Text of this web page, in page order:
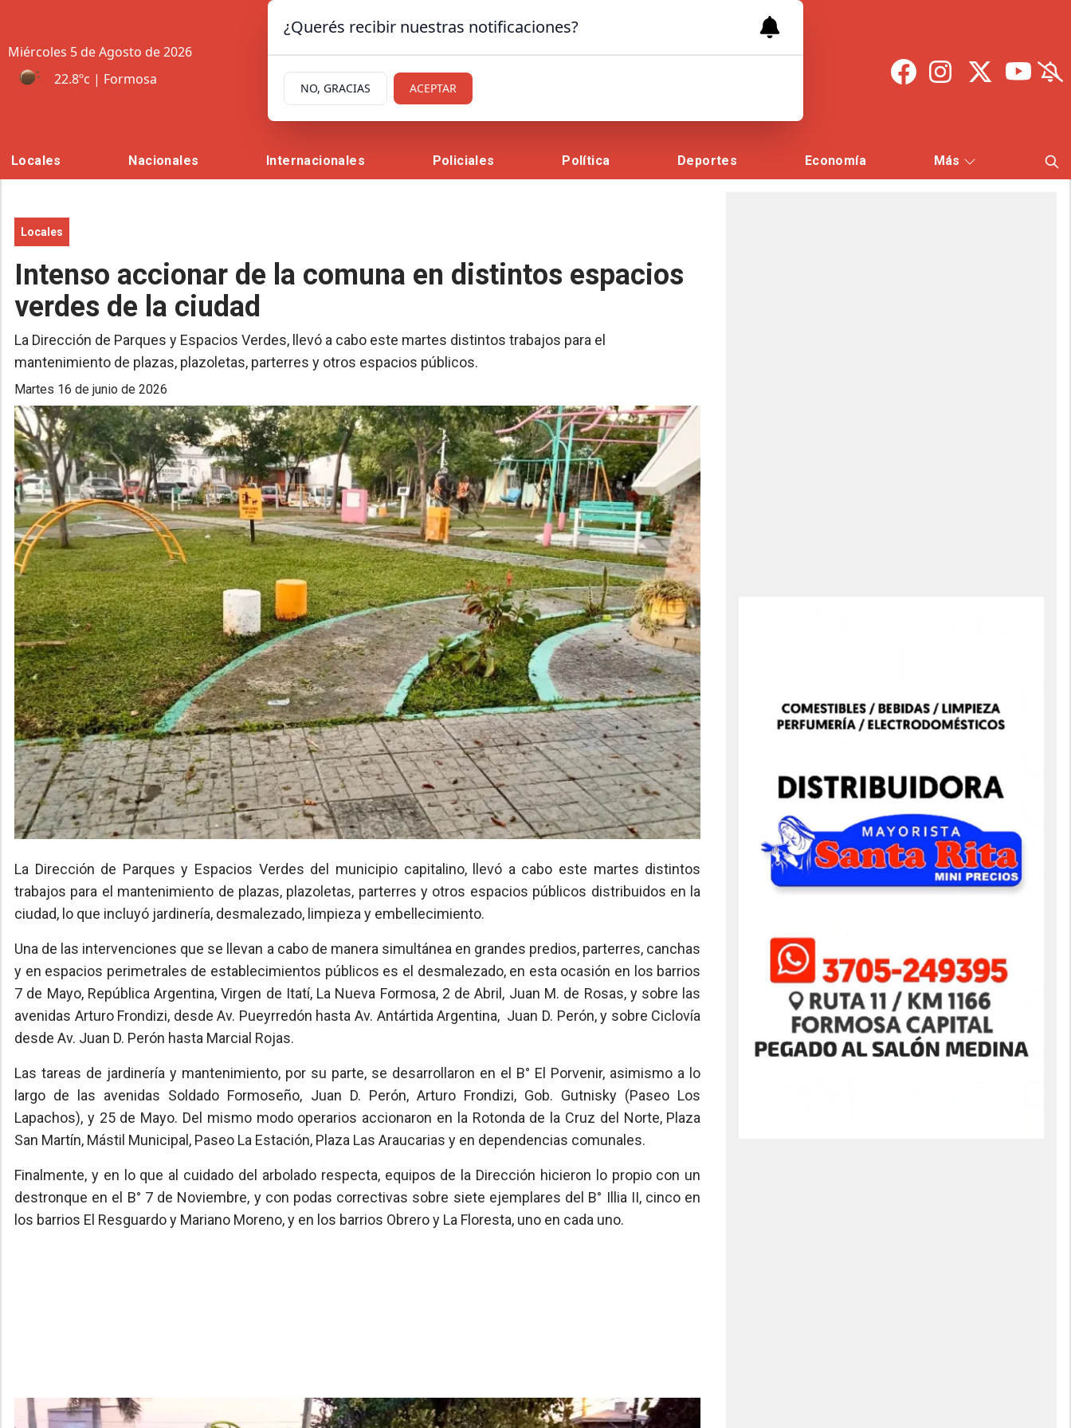
Miércoles 5 deAgosto de 2026
22.8ºc | Formosa
Locales Nacionales Internacionales Policiales Política Deportes Economía Más
Locales
Intenso accionar de la comuna en distintos espacios
verdes de la ciudad
La Dirección de Parques y Espacios Verdes, llevó a cabo este martes distintos trabajos para el
mantenimiento de plazas, plazoletas, parterres y otros espacios públicos.
martes 16 de junio de 2026
La Dirección de Parques y Espacios Verdes del municipio capitalino, llevó a cabo este martes distintos
trabajos para el mantenimiento de plazas, plazoletas, parterres y otros espacios públicos distribuidos en la
ciudad, lo que incluyó jardinería, desmalezado, limpieza y embellecimiento.
Una de las intervenciones que se llevan a cabo de manera simultánea en grandes predios, parterres, canchas
y en espacios perimetrales de establecimientos públicos es el desmalezado, en esta ocasión en los barrios
7 de Mayo, República Argentina, Virgen de Itatí, La Nueva Formosa, 2 de Abril, Juan M. de Rosas, y sobre las
avenidas Arturo Frondizi, desde Av. Pueyrredón hasta Av. Antártida Argentina, Juan D. Perón, y sobre Ciclovía
desde Av. Juan D. Perón hasta Marcial Rojas.
Las tareas de jardinería y mantenimiento, por su parte, se desarrollaron en el B° El Porvenir, asimismo a lo
largo de las avenidas Soldado Formoseño, Juan D. Perón, Arturo Frondizi, Gob. Gutnisky (Paseo Los
Lapachos), y 25 de Mayo. Del mismo modo operarios accionaron en la Rotonda de la Cruz del Norte, Plaza
San Martín, Mástil Municipal, Paseo La Estación, Plaza Las Araucarias y en dependencias comunales.
Finalmente, y en lo que al cuidado del arbolado respecta, equipos de la Dirección hicieron lo propio con un
destronque en el B° 7 de Noviembre, y con podas correctivas sobre siete ejemplares del B° Illia II, cinco en
los barrios El Resguardo y Mariano Moreno, y en los barrios Obrero y La Floresta, uno en cada uno.
¿Querés recibir nuestras notificaciones?
NO, GRACIAS ACEPTAR